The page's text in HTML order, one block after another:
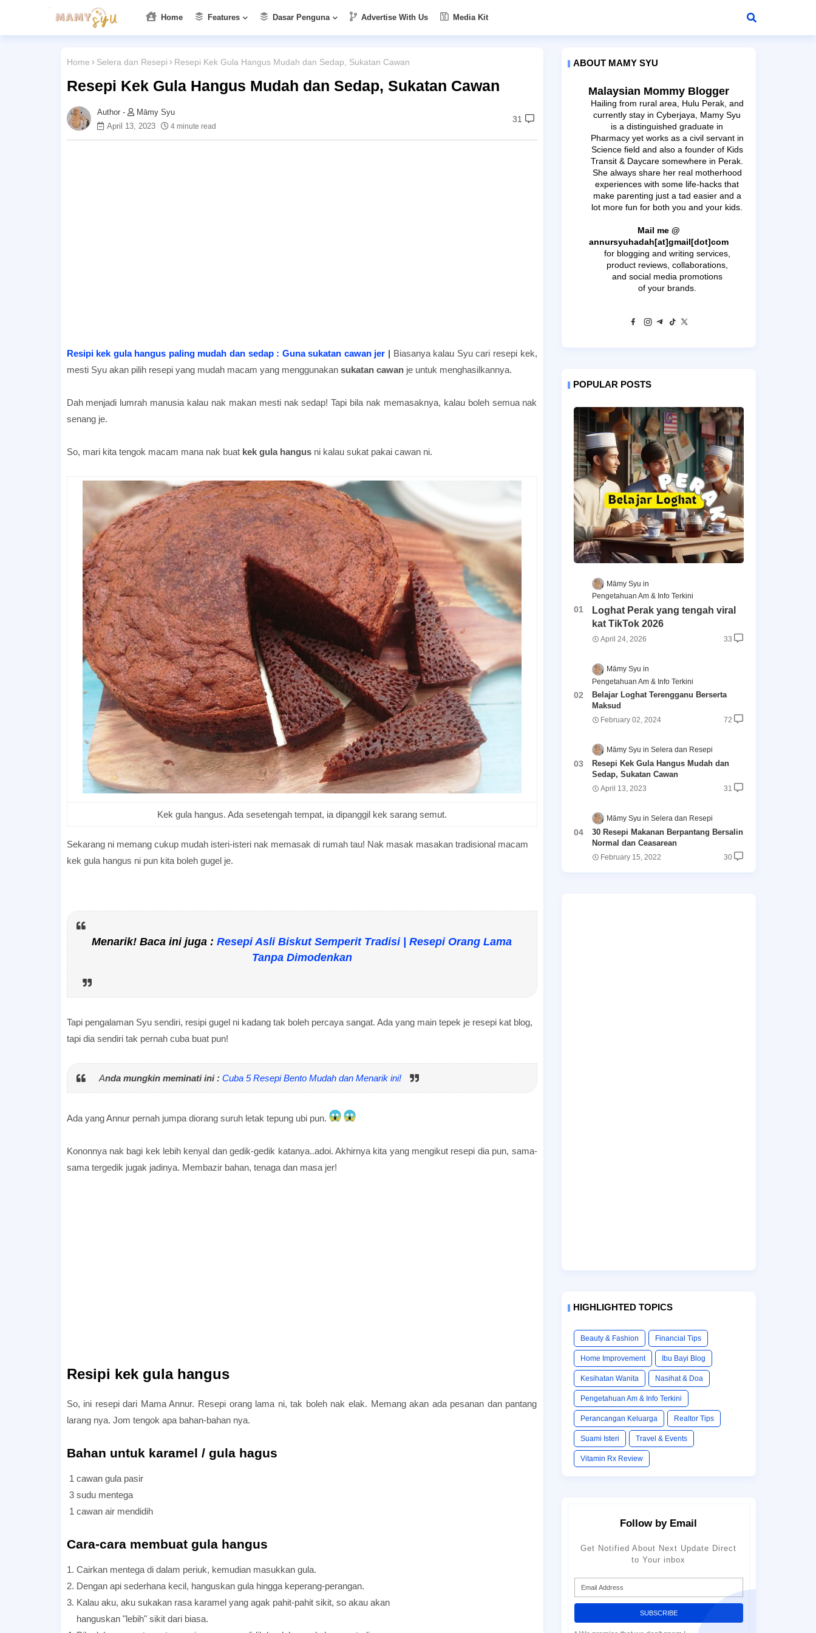
Home Features Dasar Penguna Advertise With Us Media Kit
Home Selera dan Resepi Resepi Kek Gula Hangus Mudah dan Sedap, Sukatan Cawan
Resepi Kek Gula Hangus Mudah dan Sedap, Sukatan Cawan
Māmy Syu
April 13, 2023
4 minute read
31
Resipi kek gula hangus paling mudah dan sedap : Guna sukatan cawan jer | Biasanya kalau Syu cari resepi kek,
mesti Syu akan pilih resepi yang mudah macam yang menggunakan sukatan cawanje untuk menghasilkannya.
Dah menjadi lumrah manusia kalau nak makan mesti nak sedap! Tapi bila nak memasaknya, kalau boleh semua nak
senang je.
So, mari kita tengok macam mana nak buat kek gula hangusni kalau sukat pakai cawan ni.
Kek gula hangus. Ada sesetengah tempat, ia dipanggil kek sarang semut.
Sekarang ni memang cukup mudah isteri-isteri nak memasak di rumah tau! Nak masak masakan tradisional macam
kek gula hangus ni pun kita boleh gugel je.
Menarik! Baca ini juga : Resepi Asli Biskut Semperit Tradisi | Resepi Orang Lama
Tanpa Dimodenkan
Tapi pengalaman Syu sendiri, resipi gugel ni kadang tak boleh percaya sangat. Ada yang main tepek je resepi kat blog,
tapi dia sendiri tak pernah cuba buat pun!
Anda mungkin meminati ini : Cuba 5 Resepi Bento Mudah dan Menarik ini!
Ada yang Annur pernah jumpa diorang suruh letak tepung ubi pun.
Kononnya nak bagi kek lebih kenyal dan gedik-gedik katanya..adoi. Akhirnya kita yang mengikut resepi dia pun, sama-
sama tergedik jugak jadinya. Membazir bahan, tenaga dan masa jer!
Resipi kek gula hangus
So, ini resepi dari Mama Annur. Resepi orang lama ni, tak boleh nak elak. Memang akan ada pesanan dan pantang
larang nya. Jom tengok apa bahan-bahan nya.
Bahan untuk karamel / gula hagus
1 cawan gula pasir
3 sudu mentega
1 cawan air mendidih
Cara-cara membuat gula hangus
1. Cairkan mentega di dalam periuk, kemudian masukkan gula.
2. Dengan api sederhana kecil, hanguskan gula hingga keperang-perangan.
3. Kalau aku, aku sukakan rasa karamel yang agak pahit-pahit sikit, so akau akan
hanguskan "lebih" sikit dari biasa.
ABOUT MAMY SYU
Malaysian Mommy Blogger
Hailing from rural area, Hulu Perak, and
currently stay in Cyberjaya, Mamy Syu
is a distinguished graduate in
Pharmacy yet works as a civil servant in
Science field and also a founder of Kids
Transit & Daycare somewhere in Perak.
She always share her real motherhood
experiences with some life-hacks that
make parenting just a tad easier and a
lot more fun for both you and your kids.
Mail me @
annursyuhadah[at]gmail[dot]com
for blogging and writing services,
product reviews, collaborations,
and social media promotions
of your brands.
POPULAR POSTS
Māmy Syu
Pengetahuan Am & Info Terkini
Loghat Perak yang tengah viral
kat TikTok 2026
April 24, 2026 33
Māmy Syu
Pengetahuan Am & Info Terkini
Belajar Loghat Terengganu Berserta
Maksud
February 02, 2024 72
Māmy Syu Selera dan Resepi
Resepi Kek Gula Hangus Mudah dan
Sedap, Sukatan Cawan
April 13, 2023 31
Māmy Syu Selera dan Resepi
30 Resepi Makanan Berpantang Bersalin
Normal dan Ceasarean
February 15, 2022 30
HIGHLIGHTED TOPICS
Beauty & Fashion Financial Tips
Home Improvement Ibu Bayi Blog
Kesihatan Wanita Nasihat & Doa
Pengetahuan Am & Info Terkini
Perancangan Keluarga Realtor Tips
Suami Isteri Travel & Events
Vitamin Rx Review
Follow by Email
Get Notified About Next Update Direct
to Your inbox